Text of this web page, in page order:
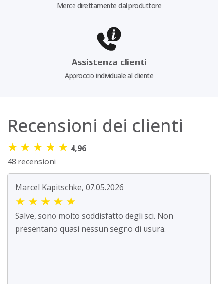
Merce direttamente dal produttore
Assistenza clienti
Approccio individuale al cliente
Recensioni dei clienti
★ ★ ★ ★ ★ 4,96
48 recensioni
Marcel Kapitschke, 07.05.2026
★ ★ ★ ★ ★
Salve, sono molto soddisfatto degli sci. Non
presentano quasi nessun segno di usura.